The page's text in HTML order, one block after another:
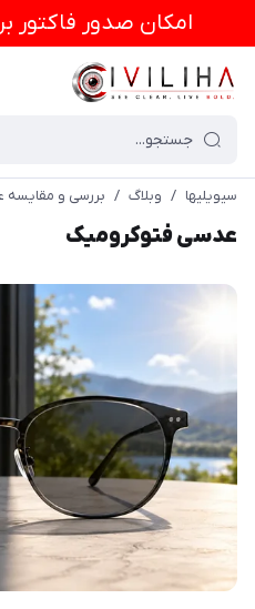
امكان صدور فاکتور
سیویلیها / وبلاگ / بررسی و مقایسه
عدسی فتوکرومیک